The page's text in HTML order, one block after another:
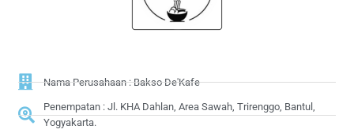
Nama Perusahaan : Bakso De'Kafe
Penempatan : Jl. KHA Dahlan, Area Sawah, Trirenggo, Bantul,
Yogyakarta.